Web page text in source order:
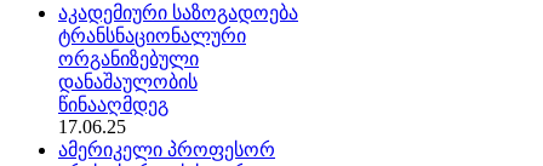
აკადემიური საზოგადოება
ტრანსნაციონალური
ორგანიზებული
დანაშაულობის
წინააღმდეგ
17.06.25
ამერიკელი პროფესორ